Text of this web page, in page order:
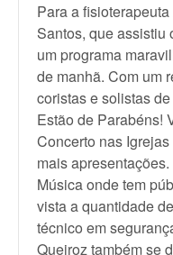
Para a
Santos, que assistiu
um programa
de manhã. Com um
coristas e solistas
Estão de Parabéns!
Concerto nas
mais
Música onde tem
vista a quantidade
técnico em
Queiroz também se